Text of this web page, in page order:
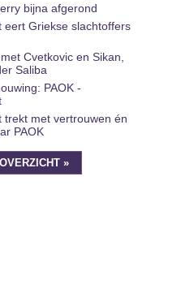
bijna afgerond
eert Griekse slachtoffers
Cvetkovic en Sikan,
Saliba
PAOK -
trekt met vertrouwen én
PAOK
»